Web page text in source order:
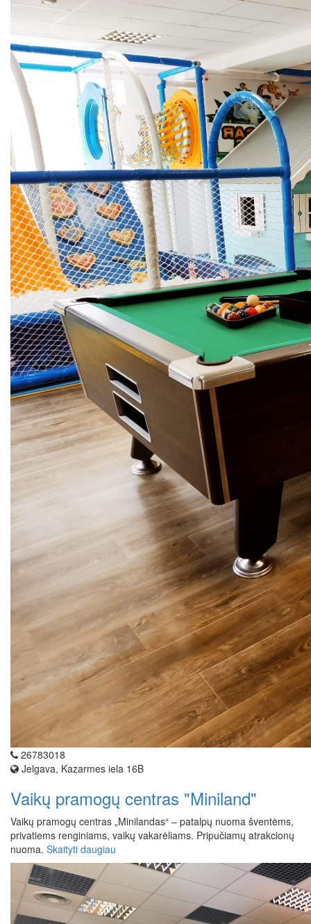
26783018
Jelgava, Kazarmes iela 16B
Vaikų pramogų centras "Miniland"
Vaikų pramogų centras „Minilandas“ – patalpų nuoma šventėms,
privatiems renginiams, vaikų vakarėliams. Pripučiamų atrakcionų
nuoma. Skaityti daugiau